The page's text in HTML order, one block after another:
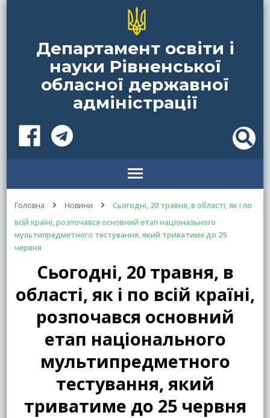
Департамент освіти і
науки Рівненської
обласної державної
адміністрації
Головна Новини
Сьогодні, 20 травня, в області, як і по
всій країні, розпочався основний етап національного
мультипредметного тестування, який триватиме до 25
червня
Сьогодні, 20 травня, в
області, як і по всій країні,
розпочався основний
етап національного
мультипредметного
тестування, який
триватиме до 25 червня